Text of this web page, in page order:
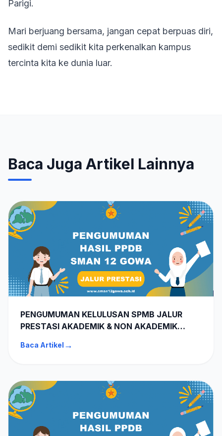
Parigi.
Mari berjuang bersama, jangan cepat berpuas diri,
sedikit demi sedikit kita perkenalkan kampus
tercinta kita ke dunia luar.
Baca Juga Artikel Lainnya
PENGUMUMAN KELULUSAN SPMB JALUR
PRESTASI AKADEMIK & NON AKADEMIK
Baca Artikel →